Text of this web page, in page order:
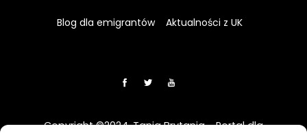
Blog dla emigrantów Aktualności z UK
Copyright ©2024. Tania Brytania - Portal dla